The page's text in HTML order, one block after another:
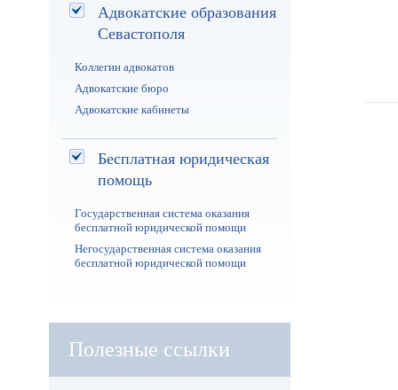
Адвокатские образования
Севастополя
Коллегии адвокатов
Адвокатские бюро
Адвокатские кабинеты
Бесплатная юридическая
помощь
Государственная система оказания
бесплатной юридической помощи
Негосударственная система оказания
бесплатной юридической помощи
Полезные ссылки